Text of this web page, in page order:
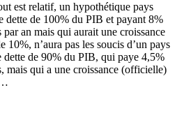
est relatif, un hypothétique pays
dette de 100% du PIB et payant 8%
par an mais qui aurait une croissance
10%, n’aura pas les soucis d’un pays
dette de 90% du PIB, qui paye 4,5%
mais qui a une croissance (officielle)